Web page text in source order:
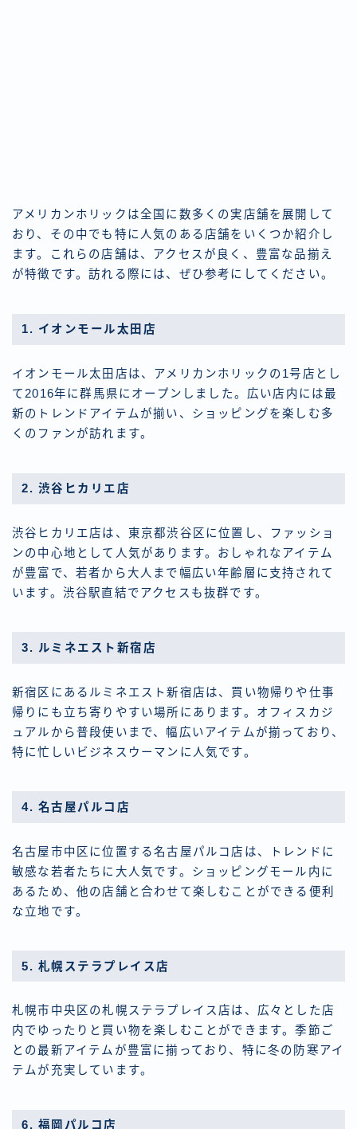
アメリカンホリックは全国に数多くの実店舗を展開して
おり、その中でも特に人気のある店舗をいくつか紹介し
ます。これらの店舗は、アクセスが良く、豊富な品揃え
が特徴です。訪れる際には、ぜひ参考にしてください。
1. イオンモール太田店
イオンモール太田店は、アメリカンホリックの1号店とし
て2016年に群馬県にオープンしました。広い店内には最
新のトレンドアイテムが揃い、ショッピングを楽しむ多
くのファンが訪れます。
2. 渋谷ヒカリエ店
渋谷ヒカリエ店は、東京都渋谷区に位置し、ファッショ
ンの中心地として人気があります。おしゃれなアイテム
が豊富で、若者から大人まで幅広い年齢層に支持されて
います。渋谷駅直結でアクセスも抜群です。
3. ルミネエスト新宿店
新宿区にあるルミネエスト新宿店は、買い物帰りや仕事
帰りにも立ち寄りやすい場所にあります。オフィスカジ
ュアルから普段使いまで、幅広いアイテムが揃っており、
特に忙しいビジネスウーマンに人気です。
4. 名古屋パルコ店
名古屋市中区に位置する名古屋パルコ店は、トレンドに
敏感な若者たちに大人気です。ショッピングモール内に
あるため、他の店舗と合わせて楽しむことができる便利
な立地です。
5. 札幌ステラプレイス店
札幌市中央区の札幌ステラプレイス店は、広々とした店
内でゆったりと買い物を楽しむことができます。季節ご
との最新アイテムが豊富に揃っており、特に冬の防寒アイ
テムが充実しています。
6. 福岡パルコ店